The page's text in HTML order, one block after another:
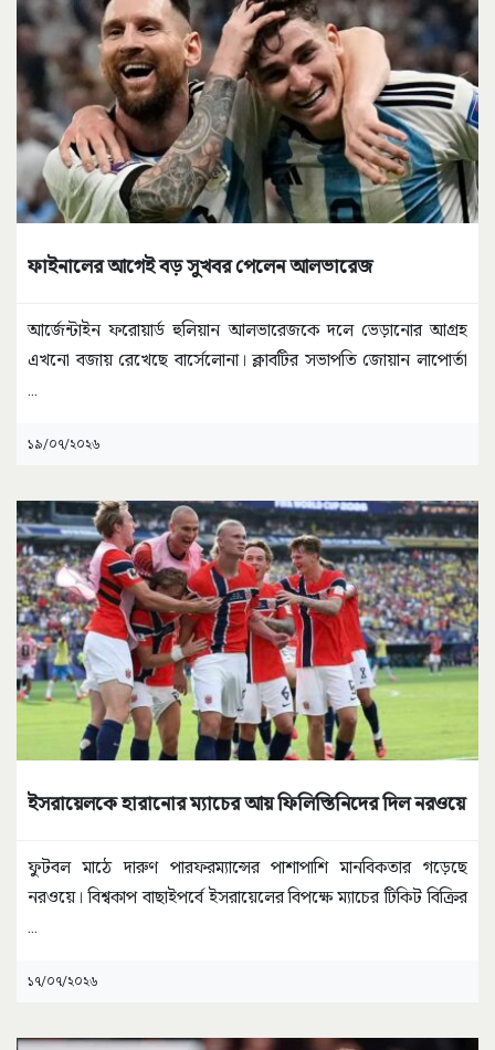
ফাইনালের আগেই বড় সুখবর পেলেন আলভারেজ
আর্জেন্টাইন ফরোয়ার্ড হুলিয়ান আলভারেজকে দলে ভেড়ানোর আগ্রহ
এখনো বজায় রেখেছে বার্সেলোনা। ক্লাবটির সভাপতি জোয়ান লাপোর্তা
...
১৯/০৭/২০২৬
ইসরায়েলকে হারানোর ম্যাচের আয় ফিলিস্তিনিদের দিল নরওয়ে
ফুটবল মাঠে দারুণ পারফরম্যান্সের পাশাপাশি মানবিকতার গড়েছে
নরওয়ে। বিশ্বকাপ বাছাইপর্বে ইসরায়েলের বিপক্ষে ম্যাচের টিকিট বিক্রির
...
১৭/০৭/২০২৬